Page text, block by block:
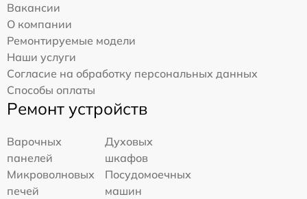
Вакансии
О компании
Ремонтируемые модели
Наши услуги
Согласие на обработку персональных данных
Способы оплаты
Ремонт устройств
Варочных
панелей
Духовых
шкафов
Микроволновых
печей
Посудомоечных
машин